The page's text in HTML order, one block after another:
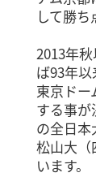
して勝ち
2013年
ば93年以
東京ド
する事
の全日
松山大（
います。